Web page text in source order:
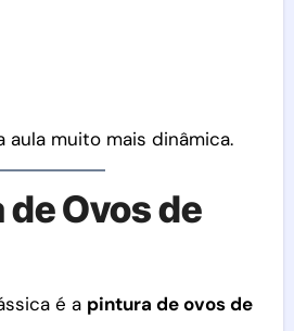
aula muito mais dinâmica.
Ovos de
é a pintura de ovos de